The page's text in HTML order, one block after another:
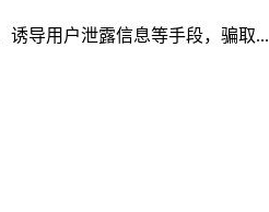
诱导用户泄露信息等手段，骗取...